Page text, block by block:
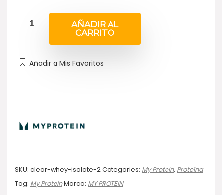
AÑADIR AL
CARRITO
Añadir a Mis Favoritos
SKU: clear-whey-isolate-2Categories: My Protein, Proteína
Tag: My ProteinMarca: MY PROTEIN